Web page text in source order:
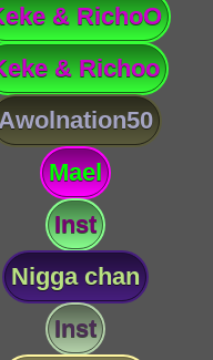
& RichoO
& Richoo
Awolnation50
Mael
Inst
Nigga chan
Inst